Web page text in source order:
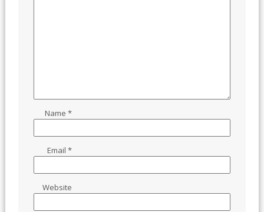
Name*
Email*
Website